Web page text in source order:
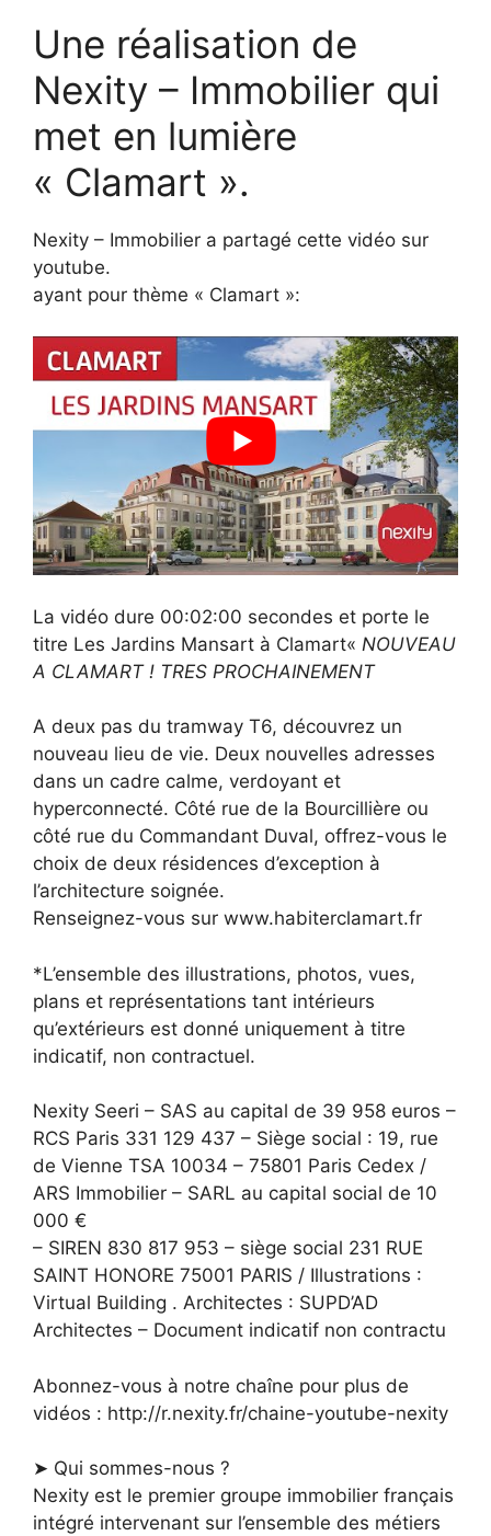
Une réalisation de
Nexity – Immobilier qui
met en lumière
« Clamart ».
Nexity – Immobilier a partagé cette vidéo sur
youtube.
ayant pour thème « Clamart »:
La vidéo dure 00:02:00 secondes et porte le
titre Les Jardins Mansart à Clamart« NOUVEAU
A CLAMART ! TRES PROCHAINEMENT
A deux pas du tramway T6, découvrez un
nouveau lieu de vie. Deux nouvelles adresses
dans un cadre calme, verdoyant et
hyperconnecté. Côté rue de la Bourcillière ou
côté rue du Commandant Duval, offrez-vous le
choix de deux résidences d’exception à
l’architecture soignée.
Renseignez-vous sur www.habiterclamart.fr
*L’ensemble des illustrations, photos, vues,
plans et représentations tant intérieurs
qu’extérieurs est donné uniquement à titre
indicatif, non contractuel.
Nexity Seeri – SAS au capital de 39 958 euros –
RCS Paris 331 129 437 – Siège social : 19, rue
de Vienne TSA 10034 – 75801 Paris Cedex /
ARS Immobilier – SARL au capital social de 10
000 €
– SIREN 830 817 953 – siège social 231 RUE
SAINT HONORE 75001 PARIS / Illustrations :
Virtual Building . Architectes : SUPD’AD
Architectes – Document indicatif non contractu
Abonnez-vous à notre chaîne pour plus de
vidéos : http://r.nexity.fr/chaine-youtube-nexity
➤ Qui sommes-nous ?
Nexity est le premier groupe immobilier français
intégré intervenant sur l’ensemble des métiers